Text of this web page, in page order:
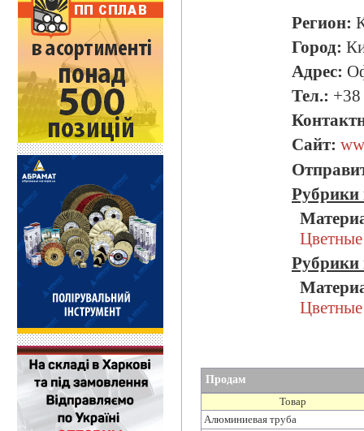
Регион:
Город:
Адрес:
Тел.:
Сайт:
Рубрики
Рубрики
Продам
Товар
Алюминиевая труба